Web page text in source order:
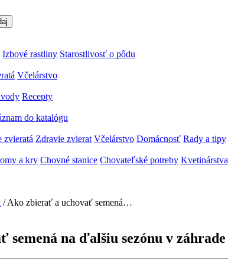
Izbové rastliny Starostlivosť o pôdu
Včelárstvo
Recepty
do katalógu
zvieratá Zdravie zvierat Včelárstvo Domácnosť Rady a tipy
a kry Chovné stanice Chovateľské potreby Kvetinárstva
/ Ako zbierať a uchovať semená…
na ďalšiu sezónu v záhrade